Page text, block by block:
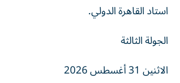
استاد القاهرة الدولي.
الجولة الثالثة
الاثنين 31 أغسطس 2026